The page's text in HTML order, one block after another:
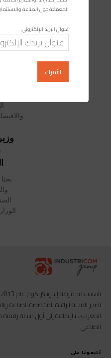
أجل
تصدر المجلة الرائدة المخصصة للصناعة
المغرب»، بالإضافة إلى أول منصة
الصناعي.
تابعونا على
المعمّقة حول الصناعة والاستثمار
عنوان البريد الإلكتروني: